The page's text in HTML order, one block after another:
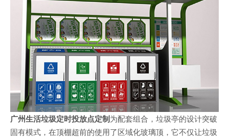
广州生活垃圾定时投放点定制为配套组合，垃圾亭的设计突破
固有模式，在顶棚超前的使用了区域化玻璃顶，它不仅让垃圾